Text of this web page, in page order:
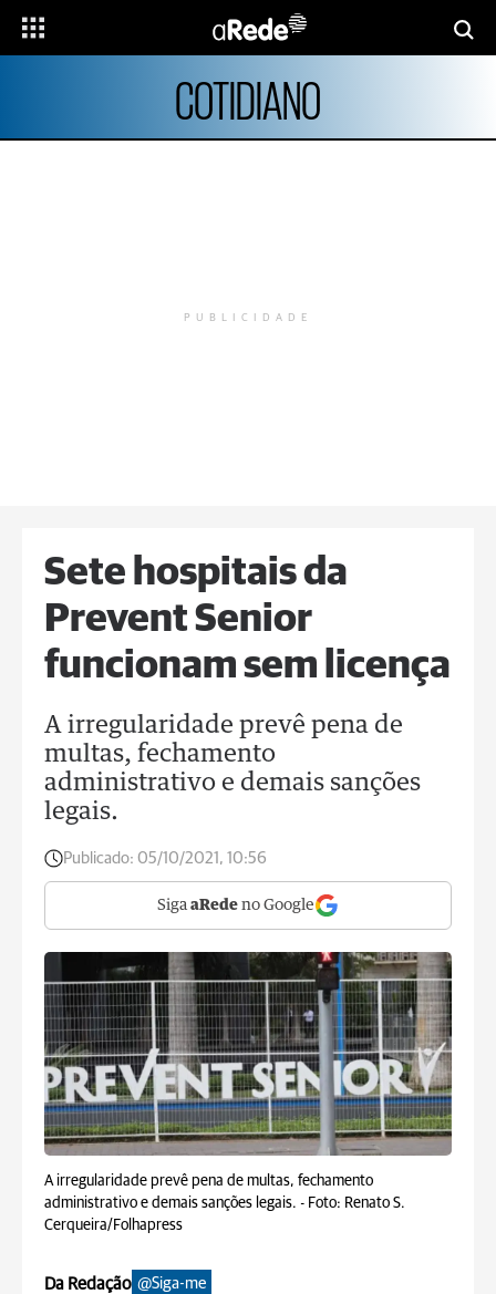
COTIDIANO
PUBLICIDADE
Sete hospitais da
Prevent Senior
funcionam sem licença
A irregularidade prevê pena de
multas, fechamento
administrativo e demais sanções
legais.
Publicado: 05/10/2021, 10:56
Siga aRede no Google
A irregularidade prevê pena de multas, fechamento
administrativo e demais sanções legais. - Foto: Renato S.
Cerqueira/Folhapress
Da Redação @Siga-me